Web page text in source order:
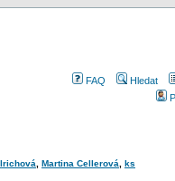
FAQ
Hledat
Martina Cellerová
ks